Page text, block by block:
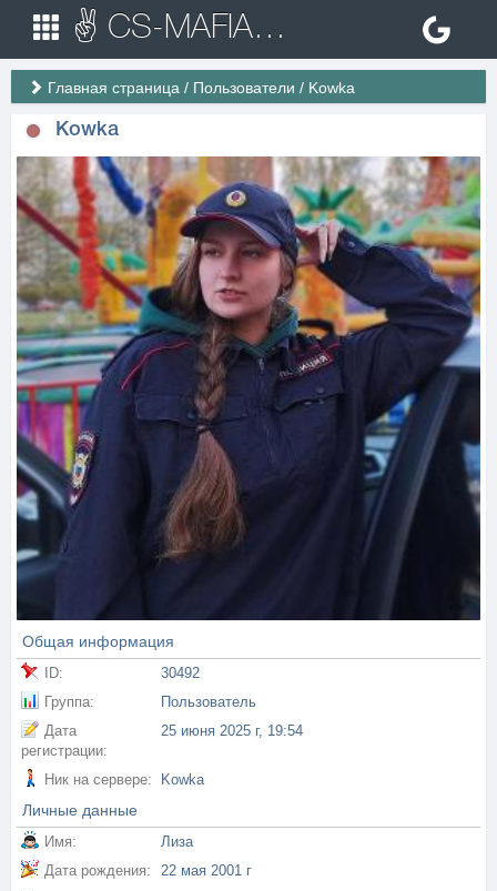
✌ CS-MAFIA.RU ✌ Игровые сервера Counter Strike 1.6
Главная страница / Пользователи / Kowka
Kowka
Общая информация
ID:
30492
Группа:
Пользователь
Дата
регистрации:
25 июня 2025 г, 19:54
Ник на сервере: Kowka
Личные данные
Имя:
Лиза
Дата рождения:
22 мая 2001 г